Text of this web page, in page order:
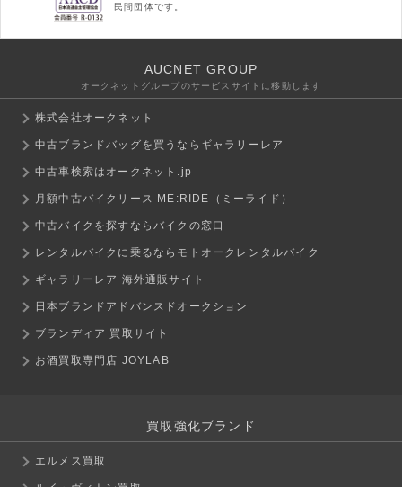
民間団体です。
AUCNET GROUP
オークネットグループのサービスサイトに移動します
株式会社オークネット
中古ブランドバッグを買うならギャラリーレア
中古車検索はオークネット.jp
月額中古バイクリース ME:RIDE（ミーライド）
中古バイクを探すならバイクの窓口
レンタルバイクに乗るならモトオークレンタルバイク
ギャラリーレア 海外通販サイト
日本ブランドアドバンスドオークション
ブランディア 買取サイト
お酒買取専門店 JOYLAB
買取強化ブランド
エルメス買取